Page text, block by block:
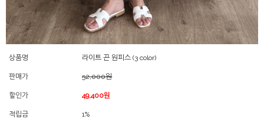
상품명 라이트 끈 원피스 (3 color)
판매가 52,000원
할인가 49,400원
적립금 1%